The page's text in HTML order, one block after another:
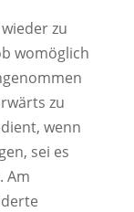
zu
womöglich
zu
wenn
sei es
Am